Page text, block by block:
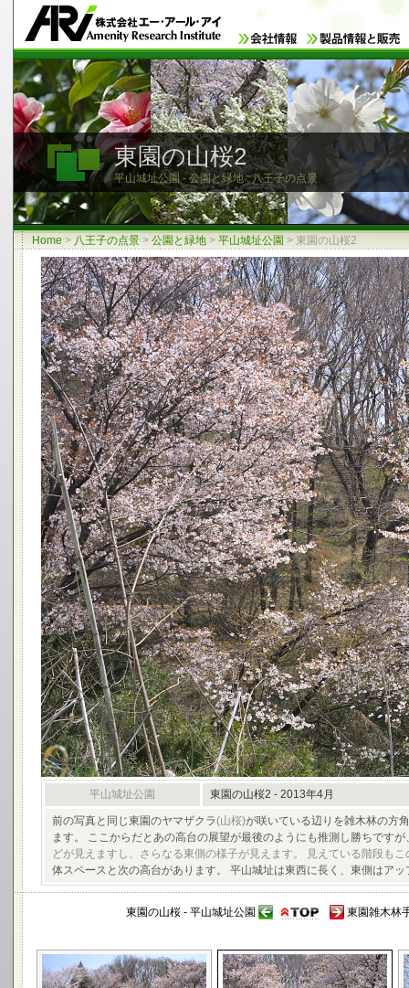
東園の山桜2
平山城址公園 - 公園と緑地 : 八王子の点景
Home > 八王子の点景 > 公園と緑地 > 平山城址公園 > 東園の山桜2
平山城址公園 東園の山桜2 - 2013年4月
前の写真と同じ東園のヤマザクラ(山桜)が咲いている辺りを雑木林の方
ます。 ここからだとあの高台の展望が最後のようにも推測し勝ちです
どが見えますし、さらなる東側の様子が見えます。 見えている階段も
体スペースと次の高台があります。 平山城址は東西に長く、東側はア
東園の山桜 - 平山城址公園 東園雑木林